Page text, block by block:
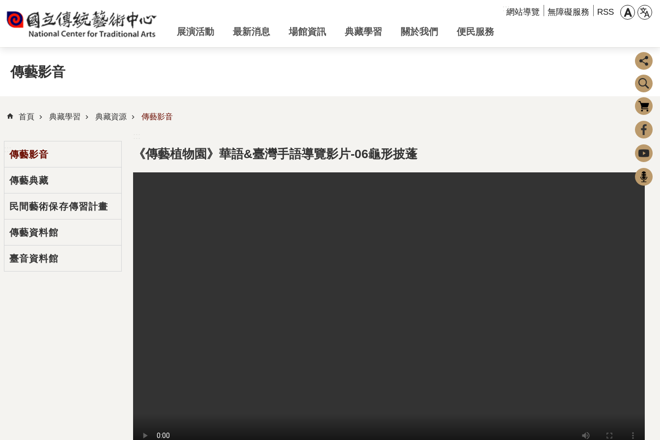
跳到主要內容區塊 :::網站導覽 無障礙服務 RSS
展演活動 最新消息 場館資訊 典藏學習 關於我們 便民服務
傳藝影音
首頁 典藏學習 典藏資源 傳藝影音
:::傳藝影音
傳藝典藏
民間藝術保存傳習計畫
傳藝資料館
臺音資料館
《傳藝植物園》華語&臺灣手語導覽影片-06龜形披蓬